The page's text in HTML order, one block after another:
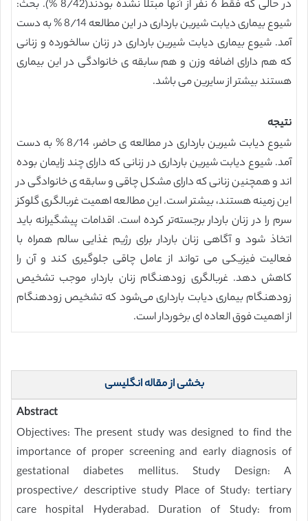
در حالی که فقط 6 نفر از آنها مبتلا نشده بودند(8/42 %). بحث:
شیوع بیماری دیابت شیرین بارداری در این مطالعه 8/14 % به دست
آمد. شیوع بیماری دیابت شیرین بارداری در زنان سالخورده و زنانی
که هم دارای اضافه وزن و هم سابقه ی خانوادگی در این بیماری
هستند بیشتر از سایرین می باشد.
نتیجه
شیوع دیابت شیرین بارداری در مطالعه ی حاضر، 8/14 % به دست
آمد. شیوع دیابت شیرین بارداری در زنانی که دارای چند زایمان بوده
اند و همچنین زنانی که دارای مشکل چاقی و سابقه ی خانوادگی در
این زمینه هستند، بیشتر است. این مطالعه اهمیت غربالگری گلوکز
سرم را در زنان باردار برجسته‌تر کرده است. اقدامات پیشگیرانه باید
اتخاذ شود و آگاهی زنان باردار برای رژیم غذایی سالم همراه با
فعالیت فیزیکی می تواند از عامل چاقی جلوگیری کند و آن را
کاهش دهد. غربالگری زودهنگام زنان باردار، موجب تشخیص
زودهنگام بیماری دیابت بارداری می‌شود که تشخیص زودهنگام
از اهمیت فوق العاده ای برخوردار است.
بخشی از مقاله انگلیسی
Abstract
Objectives: The present study was designed to find the
importance of proper screening and early diagnosis of
gestational diabetes mellitus. Study Design: A
prospective/ descriptive study Place of Study: tertiary
care hospital Hyderabad. Duration of Study: from